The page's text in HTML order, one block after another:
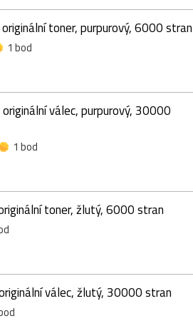
toner, purpurový, 6000 stran
1 bod
válec, purpurový, 30000
1 bod
toner, žlutý, 6000 stran
válec, žlutý, 30000 stran